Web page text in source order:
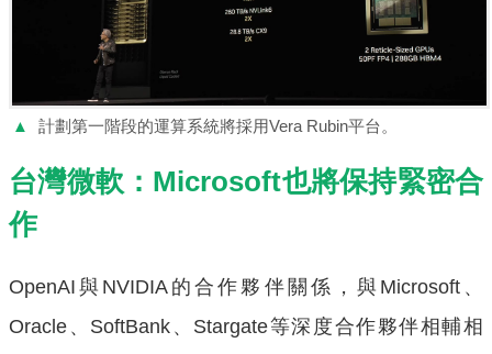
▲ 計劃第一階段的運算系統將採用Vera Rubin平台。
台灣微軟：Microsoft也將保持緊密合
作
OpenAI與NVIDIA的合作夥伴關係，與Microsoft、
Oracle、SoftBank、Stargate等深度合作夥伴相輔相